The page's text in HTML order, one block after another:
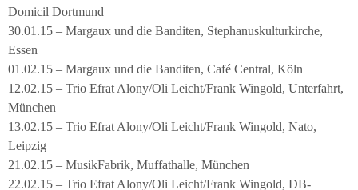
Domicil Dortmund
30.01.15 – Margaux und die Banditen, Stephanuskulturkirche,
Essen
01.02.15 – Margaux und die Banditen, Café Central, Köln
12.02.15 – Trio Efrat Alony/Oli Leicht/Frank Wingold, Unterfahrt,
München
13.02.15 – Trio Efrat Alony/Oli Leicht/Frank Wingold, Nato,
Leipzig
21.02.15 – MusikFabrik, Muffathalle, München
22.02.15 – Trio Efrat Alony/Oli Leicht/Frank Wingold, DB-